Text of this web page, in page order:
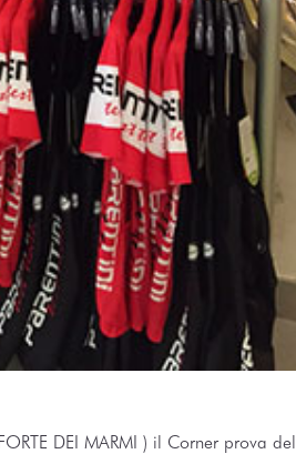
DEI MARMI ) il Corner prova del